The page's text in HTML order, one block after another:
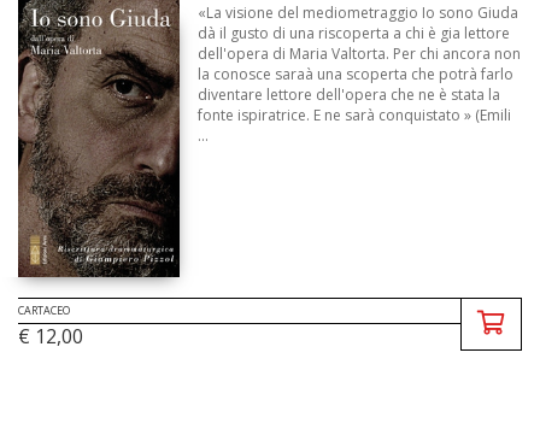
«La visione del mediometraggio Io sono Giuda
dà il gusto di una riscoperta a chi è gia lettore
dell'opera di Maria Valtorta. Per chi ancora non
la conosce saraà una scoperta che potrà farlo
diventare lettore dell'opera che ne è stata la
fonte ispiratrice. E ne sarà conquistato » (Emili
...
CARTACEO
€ 12,00